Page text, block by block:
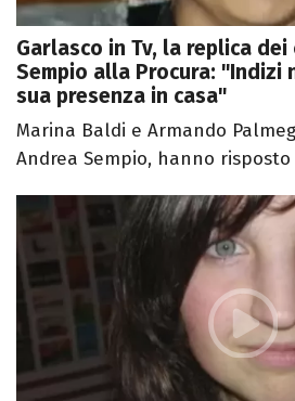
Garlasco in Tv, la replica
Sempio alla Procura: "Indizi
sua presenza in casa"
Marina Baldi e Armando
Andrea Sempio, hanno risposto